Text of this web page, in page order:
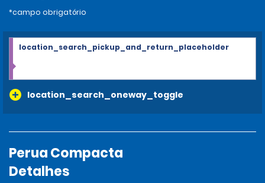
*campo obrigatório
location_search_oneway_toggle
location_search_pickup_and_return_placeholder
Perua Compacta
Detalhes